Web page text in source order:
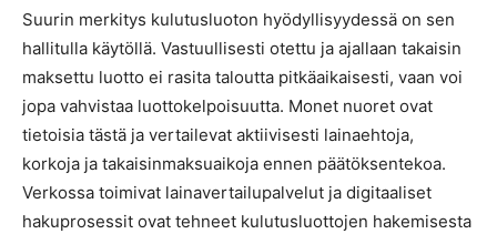
Suurin merkitys kulutusluoton hyödyllisyydessä on sen
hallitulla käytöllä. Vastuullisesti otettu ja ajallaan takaisin
maksettu luotto ei rasita taloutta pitkäaikaisesti, vaan voi
jopa vahvistaa luottokelpoisuutta. Monet nuoret ovat
tietoisia tästä ja vertailevat aktiivisesti lainaehtoja,
korkoja ja takaisinmaksuaikoja ennen päätöksentekoa.
Verkossa toimivat lainavertailupalvelut ja digitaaliset
hakuprosessit ovat tehneet kulutusluottojen hakemisesta